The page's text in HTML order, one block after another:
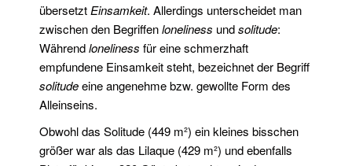
übersetzt Einsamkeit. Allerdings unterscheidet man
zwischen den Begriffenloneliness undsolitude:
Währendloneliness für eine schmerzhaft
empfundene Einsamkeit steht, bezeichnet der Begriff
solitudeeine angenehme bzw. gewollte Form des
Alleinseins.
Obwohl das Solitude (449 m²) ein kleines bisschen
größer war als das Lilaque (429 m²) und ebenfalls